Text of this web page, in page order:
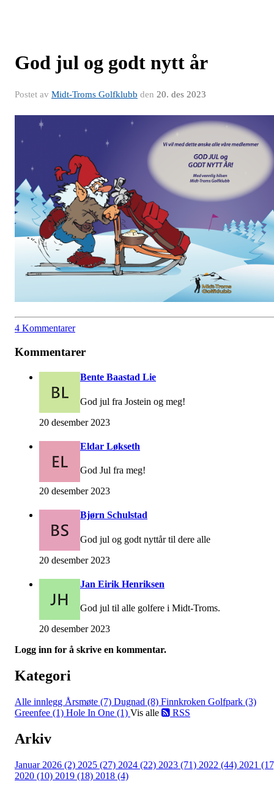
God jul og godt nytt år
Postet av Midt-Troms Golfklubb den 20. des 2023
4 Kommentarer
Kommentarer
Bente Baastad Lie
God jul fra Jostein og meg!
20 desember 2023
Eldar Løkseth
God Jul fra meg!
20 desember 2023
Bjørn Schulstad
God jul og godt nyttår til dere alle
20 desember 2023
Jan Eirik Henriksen
God jul til alle golfere i Midt-Troms.
20 desember 2023
Logg inn for å skrive en kommentar.
Kategori
Alle innlegg Årsmøte (7) Dugnad (8) Finnkroken Golfpark (3)
Greenfee (1) Hole In One (1) Vis alle RSS
Arkiv
Januar 2026 (2) 2025 (27) 2024 (22) 2023 (71) 2022 (44) 2021
2020 (10) 2019 (18) 2018 (4)